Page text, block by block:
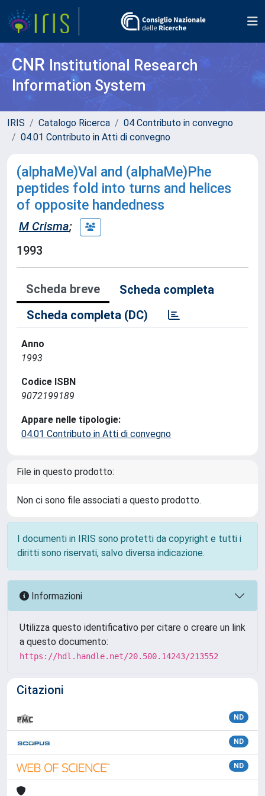
CNR Institutional Research
Information System
IRIS Catalogo Ricerca
04 Contributo in convegno
04.01 Contributo in Atti di convegno
(alphaMe)Val and (alphaMe)Phe
peptides fold into turns and helices
of opposite handedness
M Crisma;
1993
Scheda breve
Scheda completa
Scheda completa (DC)
Anno
1993
Codice ISBN
9072199189
Appare nelle tipologie:
04.01 Contributo in Atti di convegno
File in questo prodotto:
Non ci sono file associati a questo prodotto.
I documenti in IRIS sono protetti da copyright e tutti i
diritti sono riservati, salvo diversa indicazione.
Informazioni
Utilizza questo identificativo per citare o creare un link
a questo documento:
https://hdl.handle.net/20.500.14243/213552
Citazioni
ND
ND
ND